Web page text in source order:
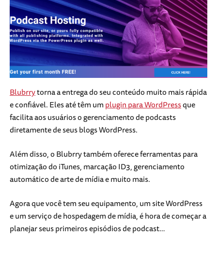
Blubrrytorna a entrega do seu conteúdo muito mais rápida
e confiável. Eles até têm umplugin para WordPressque
facilita aos usuários o gerenciamento de podcasts
diretamente de seus blogs WordPress.
Além disso, o Blubrry também oferece ferramentas para
otimização do iTunes, marcação ID3, gerenciamento
automático de arte de mídia e muito mais.
Agora que você tem seu equipamento, um site WordPress
e um serviço de hospedagem de mídia, é hora de começar a
planejar seus primeiros episódios de podcast…